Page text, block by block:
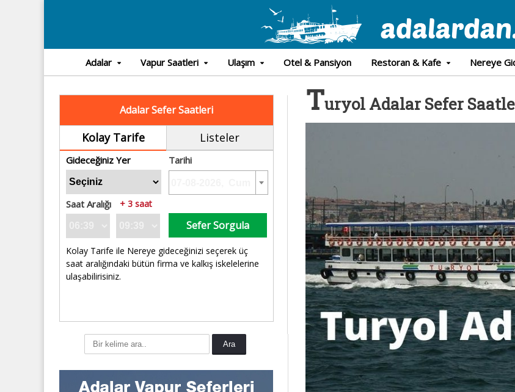
Adalar Vapur Saatleri Ulaşım Otel & Pansiyon Restoran & Kafe Nereye
Adalar Sefer Saatleri
Kolay Tarife Listeler
Gideceğiniz Yer Tarihi
Saat Aralığı + 3 saat
Sefer Sorgula
Kolay Tarife ile Nereye gideceğinizi seçerek üç
saat aralığındaki bütün firma ve kalkış iskelelerine
ulaşabilirisiniz.
Turyol Adalar Sefer